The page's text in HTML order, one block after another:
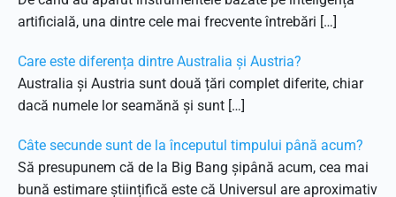
artificială, una dintre cele mai frecvente întrebări […]
Care este diferența dintre Australia și Austria?
Australia și Austria sunt două țări complet diferite, chiar
dacă numele lor seamănă și sunt […]
Câte secunde sunt de la începutul timpului până acum?
Să presupunem că de la Big Bang șipână acum, cea mai
bună estimare științifică este că Universul are aproximativ